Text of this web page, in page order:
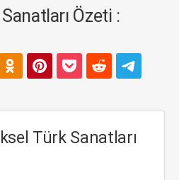
Özeti :
Türk Sanatları